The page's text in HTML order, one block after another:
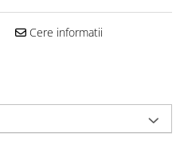
Cere informatii